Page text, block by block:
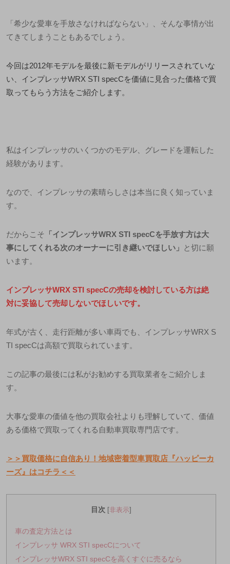
「希少な愛車を手放さなければならない」、そんな事情が出
てきてしまうこともあるでしょう。
今回は2012年モデルを最後に新モデルがリリースされていな
い、インプレッサWRX STI specCを価値に見合った価格で買
取ってもらう方法をご紹介します。
私はインプレッサのいくつかのモデル、グレードを運転した
経験があります。
なので、インプレッサの素晴らしさは本当に良く知っていま
す。
だからこそ 「インプレッサWRX STI specCを手放す方は大
事にしてくれる次のオーナーに引き継いでほしい」 と切に願
います。
インプレッサWRX STI specCの売却を検討している方は絶
対に妥協して売却しないでほしいです。
年式が古く、走行距離が多い車両でも、インプレッサWRX S
TI specCは高額で買取られています。
この記事の最後には私がお勧めする買取業者をご紹介しま
す。
大事な愛車の価値を他の買取会社よりも理解していて、価値
ある価格で買取ってくれる自動車買取専門店です。
＞＞買取価格に自信あり！地域密着型車買取店『ハッピーカ
ーズ』はコチラ＜＜
目次 [非表示]
車の査定方法とは
インプレッサ WRX STI specCについて
インプレッサWRX STI specCを高くすぐに売るなら